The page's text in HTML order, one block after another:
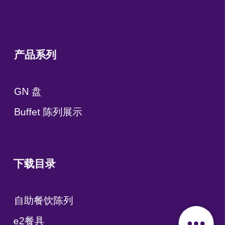
产品系列
GN 盘
Buffet 陈列展示
下载目录
自助餐饮陈列
e2餐具